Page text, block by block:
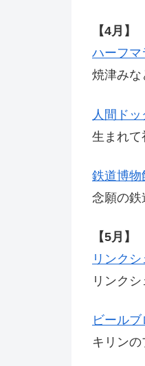
【4月】
ハーフ
焼津みな
人間ド
生まれて
鉄道博物
念願の鉄
【5月】
リンク
リンク
ビール
キリンの